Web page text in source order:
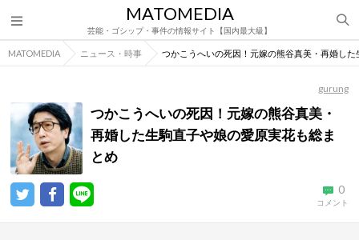
MATOMEDIA
芸能・ゴシップ・事件の情報サイト【国内最大級】
MATOMEDIA ニュース・時事 つかこうへいの死因！元嫁の熊谷真美・再婚し
gurung
つかこうへいの死因！元嫁の熊谷真美・
再婚した生駒直子や娘の愛原実花も総ま
とめ
0
コメント